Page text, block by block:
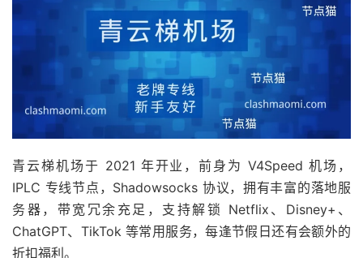
青云梯机场于 2021 年开业，前身为 V4Speed 机场，
IPLC 专线节点，Shadowsocks 协议，拥有丰富的落地服
务器，带宽冗余充足，支持解锁 Netflix、Disney+、
ChatGPT、TikTok 等常用服务，每逢节假日还有会额外的
折扣福利。